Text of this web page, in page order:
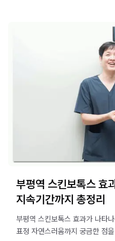
부평역 스킨보톡스 효
지속기간까지 총정리
부평역 스킨보톡스 효과가 나타
표정 자연스러움까지 궁금한 점